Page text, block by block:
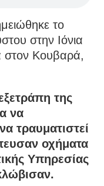
το
στην Ιόνια
στον Κουβαρά,
της
να
τραυματιστεί
οχήματα
Υπηρεσίας